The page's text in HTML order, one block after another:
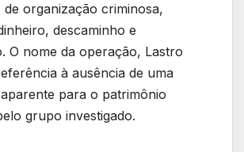
de organização criminosa,
descaminho e
O nome da operação, Lastro
à ausência de uma
para o patrimônio
grupo investigado.